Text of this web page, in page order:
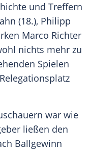
und Treffern
(18.), Philipp
Marco Richter
nichts mehr zu
Spielen
war wie
ließen den
Ballgewinn